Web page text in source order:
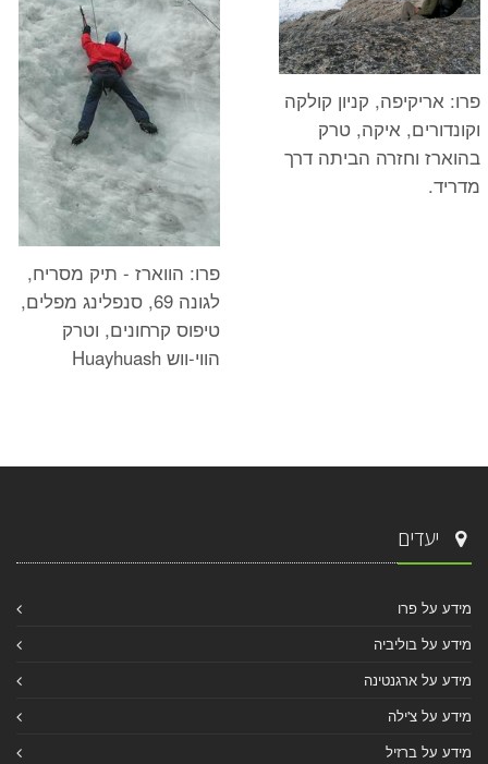
פרו: אריקיפה, קניון קולקה
וקונדורים, איקה, טרק
בהוארז וחזרה הביתה דרך
מדריד.
פרו: הווארז - תיק מסריח,
לגונה 69, סנפלינג מפלים,
טיפוס קרחונים, וטרק
הווי-ווש Huayhuash
יעדים
מידע על פרו
מידע על בוליביה
מידע על ארגנטינה
מידע על צ'ילה
מידע על ברזיל